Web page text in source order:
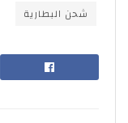
شحن البطارية